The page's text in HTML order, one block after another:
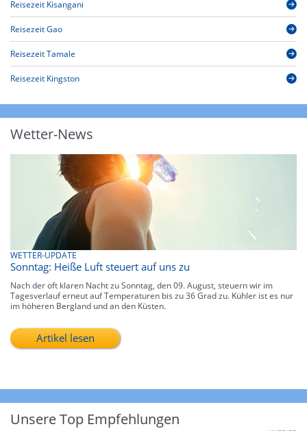
Reisezeit Kisangani
Reisezeit Gao
Reisezeit Tamale
Reisezeit Kingston
Wetter-News
WETTER-UPDATE
Sonntag: Heiße Luft steuert auf uns zu
Nach der oft klaren Nacht zu Sonntag, den 09. August, steuern wir im
Tagesverlauf erneut auf Temperaturen bis zu 36 Grad zu. Kühler ist es nur
im höheren Bergland und an den Küsten.
Artikel lesen
Unsere Top Empfehlungen